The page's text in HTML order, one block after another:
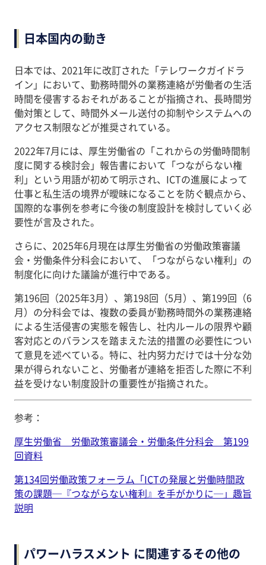
日本国内の動き
日本では、2021年に改訂された「テレワークガイドラ
イン」において、勤務時間外の業務連絡が労働者の生活
時間を侵害するおそれがあることが指摘され、長時間労
働対策として、時間外メール送付の抑制やシステムへの
アクセス制限などが推奨されている。
2022年7月には、厚生労働省の「これからの労働時間制
度に関する検討会」報告書において「つながらない権
利」という用語が初めて明示され、ICTの進展によって
仕事と私生活の境界が曖昧になることを防ぐ観点から、
国際的な事例を参考に今後の制度設計を検討していく必
要性が言及された。
さらに、2025年6月現在は厚生労働省の労働政策審議
会・労働条件分科会において、「つながらない権利」の
制度化に向けた議論が進行中である。
第196回（2025年3月）、第198回（5月）、第199回（6
月）の分科会では、複数の委員が勤務時間外の業務連絡
による生活侵害の実態を報告し、社内ルールの限界や顧
客対応とのバランスを踏まえた法的措置の必要性につい
て意見を述べている。特に、社内努力だけでは十分な効
果が得られないこと、労働者が連絡を拒否した際に不利
益を受けない制度設計の重要性が指摘された。
参考：
厚生労働省 労働政策審議会・労働条件分科会 第199
回資料
第134回労働政策フォーラム「ICTの発展と労働時間政
策の課題─『つながらない権利』を手がかりに─」趣旨
説明
パワーハラスメント に関連するその他の